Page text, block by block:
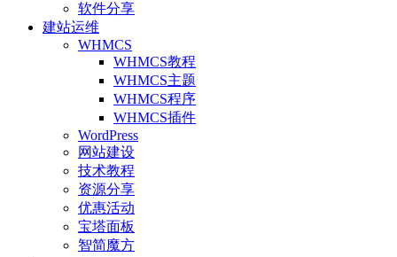
软件分享
建站运维
WHMCS
WHMCS教程
WHMCS主题
WHMCS程序
WHMCS插件
WordPress
网站建设
技术教程
资源分享
优惠活动
宝塔面板
智简魔方